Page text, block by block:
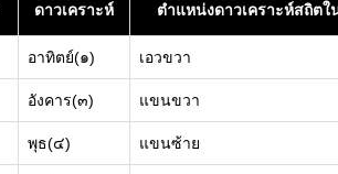
ดาวเคราะห์ ตำแหน่งดาวเคราะห์สถิตใ
อาทิตย์(๑) เอวขวา
อังคาร(๓) แขนขวา
พุธ(๔) แขนซ้าย